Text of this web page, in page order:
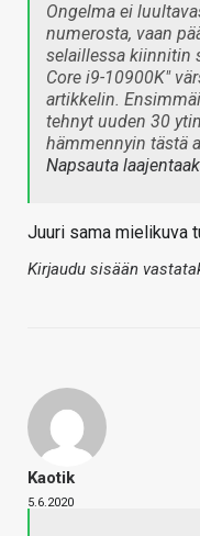
Ongelma ei
numerosta, vaan
selaillessa kiinnitin
Core i9-10900K"
artikkelin.
tehnyt uuden 30
hämmennyin tästä
Napsauta
Juuri sama mielikuva
Kirjaudu sisään
Kaotik
5.6.2020